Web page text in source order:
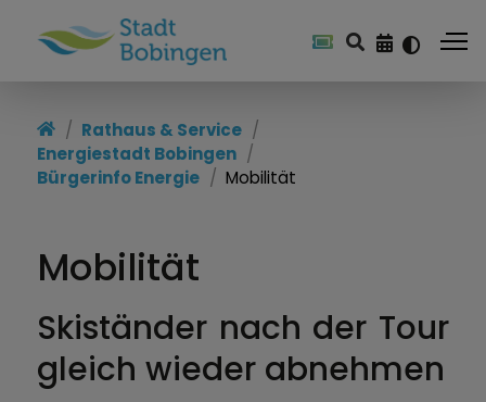
Rathaus & Service
Energiestadt Bobingen
Bürgerinfo Energie
Mobilität
Mobilität
Skiständer nach der Tour
gleich wieder abnehmen